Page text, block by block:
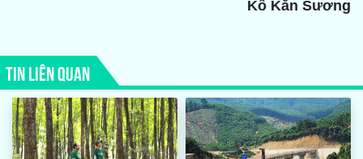
Kô Kăn Sương
TIN LIÊN QUAN